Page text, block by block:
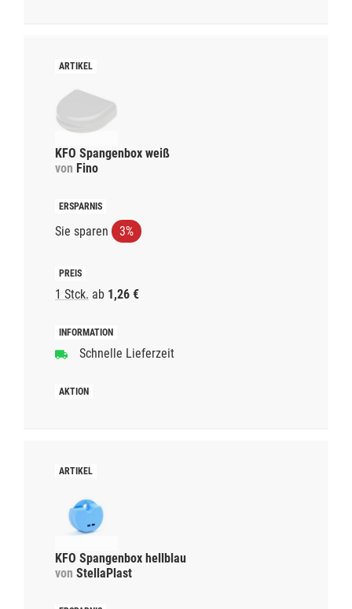
KFO Spangenbox weiß
von Fino
Sie sparen 3%
1 Stck. ab 1,26 €
Schnelle Lieferzeit
KFO Spangenbox hellblau
von StellaPlast